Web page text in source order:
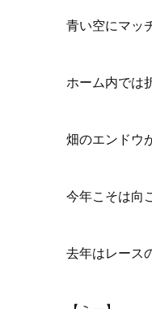
青い空にマッ
ホーム内では
畑のエンドウ
今年こそは向
去年はレース